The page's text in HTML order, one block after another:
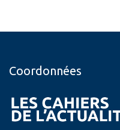
Coordonnées